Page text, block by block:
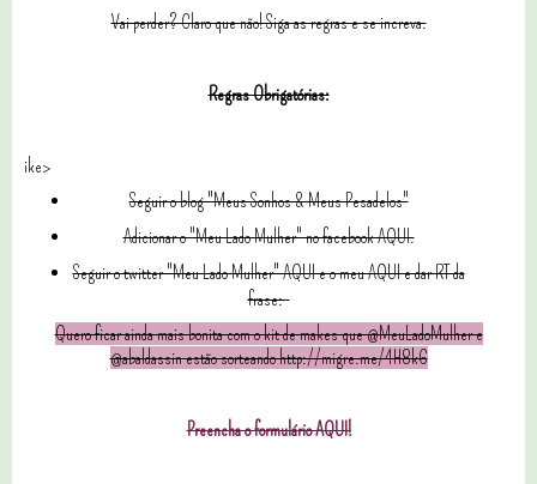
Vai perder? Claro que não! Siga as regras e se increva.
Regras Obrigatórias:
ike>
Seguir o blog "Meus Sonhos & Meus Pesadelos"
Adicionar o "Meu Lado Mulher" no facebook AQUI.
Seguir o twitter "Meu Lado Mulher" AQUI e o meu AQUI e dar RT da
frase:
Quero ficar ainda mais bonita com o kit de makes que @MeuLadoMulher e
@abaldassin estão sorteando http://migre.me/4H8k6
Preencha o formulário AQUI!